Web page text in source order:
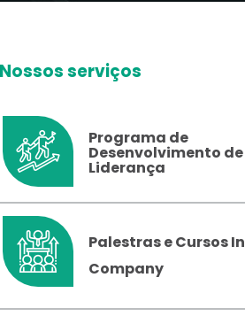
Nossos serviços
Programa de
Desenvolvimento de
Liderança
Palestras e Cursos In
Company